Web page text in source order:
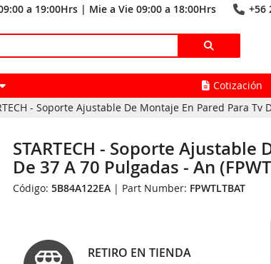
a 19:00Hrs | Mie a Vie 09:00 a 18:00Hrs +56
Cotización
- Soporte Ajustable De Montaje En Pared Para Tv
STARTECH - Soporte
De 37 A 70 Pulgadas - An
Código:5B84A122EA | Part Number: FPWTLTBAT
RETIRO EN TIENDA